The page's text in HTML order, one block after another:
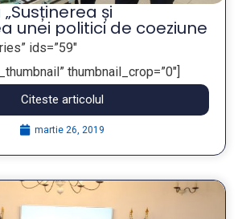
și
unei politici de coeziune
incepe cu autoritatile
ale Uniunii
ids=”59″
thumbnail_crop=”0″]
Citeste articolul
martie 26, 2019